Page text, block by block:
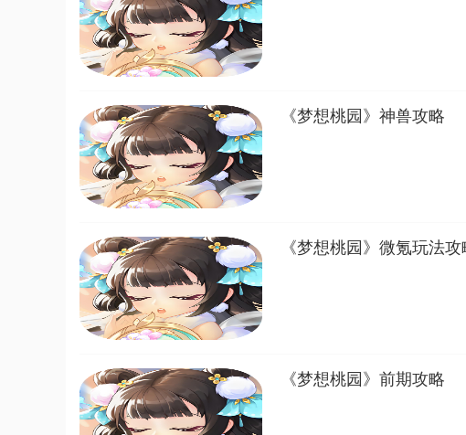
《梦想桃园》神兽攻略
《梦想桃园》微氪玩法攻
《梦想桃园》前期攻略